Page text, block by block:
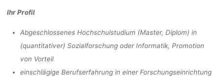
Ihr Profil
Abgeschlossenes Hochschulstudium (Master, Diplom) in
(quantitativer) Sozialforschung oder Informatik, Promotion
von Vorteil
einschlägige Berufserfahrung in einer Forschungseinrichtung